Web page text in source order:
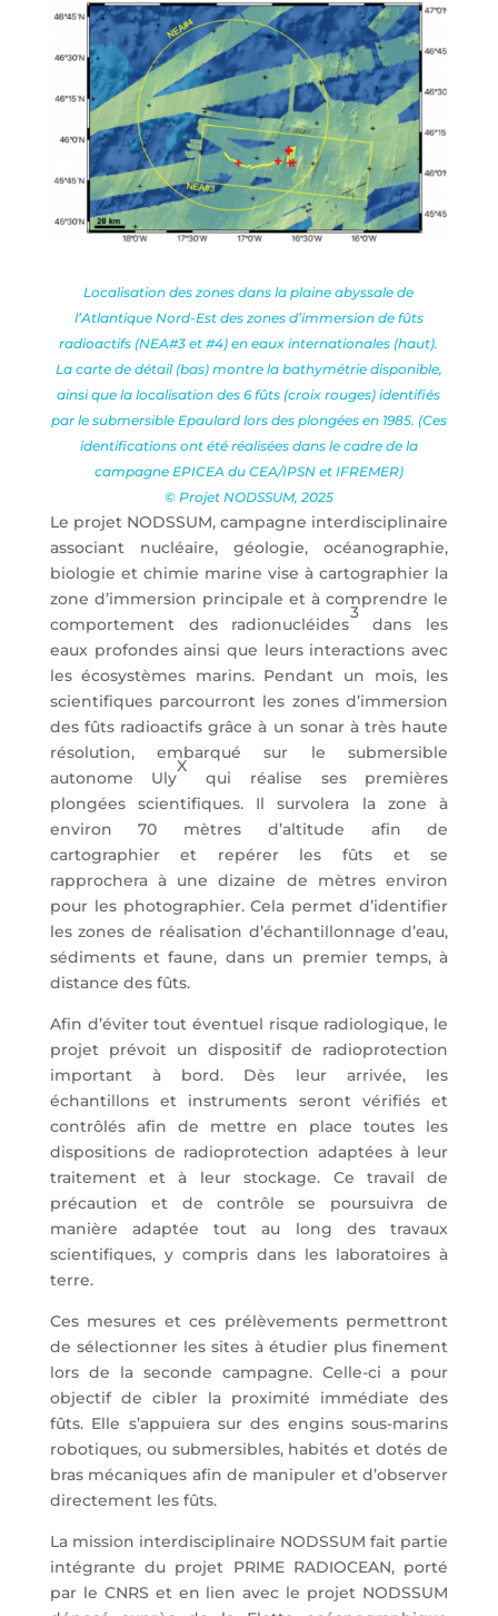
Localisation des zones dans la plaine abyssale de
l’Atlantique Nord-Est des zones d’immersion de fûts
radioactifs (NEA#3 et #4) en eaux internationales (haut).
La carte de détail (bas) montre la bathymétrie disponible,
ainsi que la localisation des 6 fûts (croix rouges) identifiés
par le submersible Epaulard lors des plongées en 1985. (Ces
identifications ont été réalisées dans le cadre de la
campagne EPICEA du CEA/IPSN et IFREMER)
© Projet NODSSUM, 2025
Le projet NODSSUM, campagne interdisciplinaire
associant nucléaire, géologie, océanographie,
biologie et chimie marine vise à cartographier la
zone d’immersion principale et à comprendre le
comportement des radionucléides
3
dans les
eaux profondes ainsi que leurs interactions avec
les écosystèmes marins. Pendant un mois, les
scientifiques parcourront les zones d’immersion
des fûts radioactifs grâce à un sonar à très haute
résolution, embarqué sur le submersible
autonome Uly
X
qui réalise ses premières
plongées scientifiques. Il survolera la zone à
environ 70 mètres d’altitude afin de
cartographier et repérer les fûts et se
rapprochera à une dizaine de mètres environ
pour les photographier. Cela permet d’identifier
les zones de réalisation d’échantillonnage d’eau,
sédiments et faune, dans un premier temps, à
distance des fûts.
Afin d’éviter tout éventuel risque radiologique, le
projet prévoit un dispositif de radioprotection
important à bord. Dès leur arrivée, les
échantillons et instruments seront vérifiés et
contrôlés afin de mettre en place toutes les
dispositions de radioprotection adaptées à leur
traitement et à leur stockage. Ce travail de
précaution et de contrôle se poursuivra de
manière adaptée tout au long des travaux
scientifiques, y compris dans les laboratoires à
terre.
Ces mesures et ces prélèvements permettront
de sélectionner les sites à étudier plus finement
lors de la seconde campagne. Celle-ci a pour
objectif de cibler la proximité immédiate des
fûts. Elle s’appuiera sur des engins sous-marins
robotiques, ou submersibles, habités et dotés de
bras mécaniques afin de manipuler et d’observer
directement les fûts.
La mission interdisciplinaire NODSSUM fait partie
intégrante du projet PRIME RADIOCEAN, porté
par le CNRS et en lien avec le projet NODSSUM